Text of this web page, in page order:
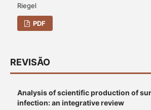
Riegel
PDF
REVISÃO
Analysis of scientific production of
infection: an integrative review